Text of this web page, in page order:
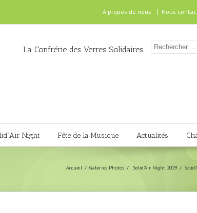
A propos de nous Nous
La Confrérie des Verres Solidaires
Night Fête de la Musique Actualités
Accueil Galeries Photos Solid'Air Night 2019